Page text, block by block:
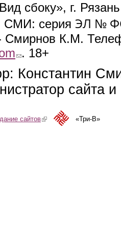
сбоку», г.
СМИ: серия ЭЛ №
Смирнов К.М.
(link sends e-mail)
. 18+
Константин
сайта
сайтов(link is external)«Три-В»